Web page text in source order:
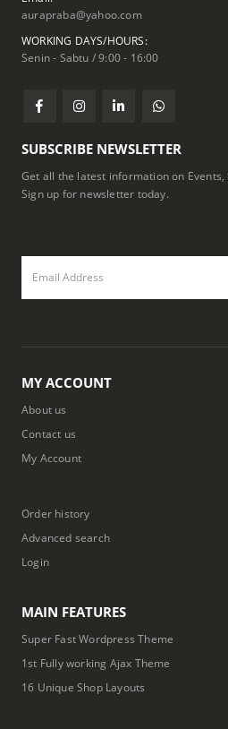
aurapraba@yahoo.com
WORKING DAYS/HOURS:
Senin - Sabtu / 9:00 - 16:00
SUBSCRIBE NEWSLETTER
Get all the latest information on Events,
Sign up for newsletter today.
MY ACCOUNT
About us
Contact us
My Account
Order history
Advanced search
Login
MAIN FEATURES
Super Fast Wordpress Theme
1st Fully working Ajax Theme
16 Unique Shop Layouts